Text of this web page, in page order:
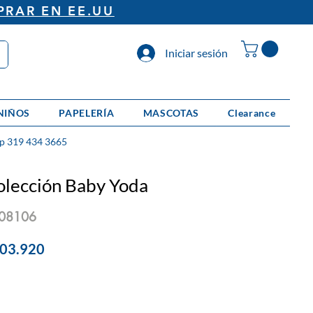
EN EE.UU
Iniciar sesión
PAPELERÍA MASCOTAS Clearance
319 434 3665
Baby Yoda